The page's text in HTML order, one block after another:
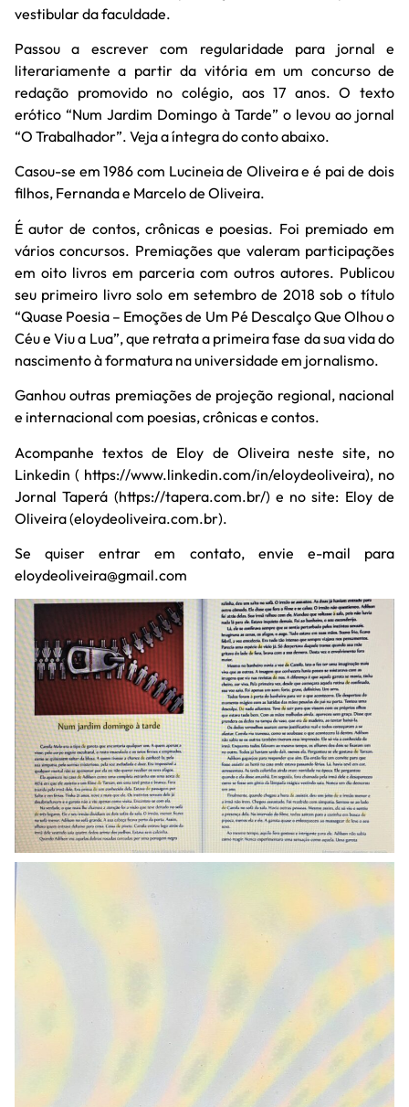
vestibular da faculdade.
Passou a escrever com regularidade para jornal e
literariamente a partir da vitória em um concurso de
redação promovido no colégio, aos 17 anos. O texto
erótico “Num Jardim Domingo à Tarde” o levou ao jornal
“O Trabalhador”. Veja a íntegra do conto abaixo.
Casou-se em 1986 com Lucineia de Oliveira e é pai de dois
filhos, Fernanda e Marcelo de Oliveira.
É autor de contos, crônicas e poesias. Foi premiado em
vários concursos. Premiações que valeram participações
em oito livros em parceria com outros autores. Publicou
seu primeiro livro solo em setembro de 2018 sob o título
“Quase Poesia – Emoções de Um Pé Descalço Que Olhou o
Céu e Viu a Lua”, que retrata a primeira fase da sua vida do
nascimento à formatura na universidade em jornalismo.
Ganhou outras premiações de projeção regional, nacional
e internacional com poesias, crônicas e contos.
Acompanhe textos de Eloy de Oliveira neste site, no
Linkedin ( https://www.linkedin.com/in/eloydeoliveira), no
Jornal Taperá (https://tapera.com.br/) e no site: Eloy de
Oliveira (eloydeoliveira.com.br).
Se quiser entrar em contato, envie e-mail para
eloydeoliveira@gmail.com